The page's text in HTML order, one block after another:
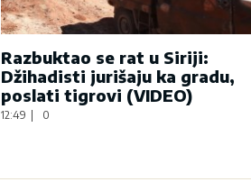
Razbuktao se rat u Siriji:
Džihadisti jurišaju ka gradu,
poslati tigrovi (VIDEO)
12:49 | 0